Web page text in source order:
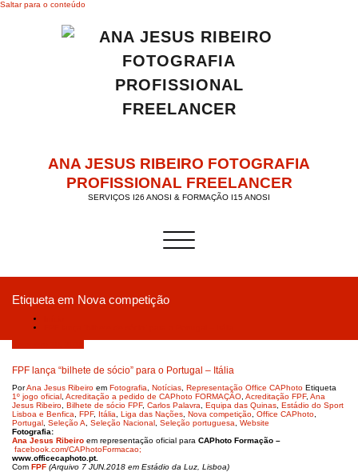
Saltar para o conteúdo
ANA JESUS RIBEIRO FOTOGRAFIA
PROFISSIONAL FREELANCER
SERVIÇOS I26 ANOSI & FORMAÇÃO I15 ANOSI
Alternar a navegação
Etiqueta em Nova competição
FPF lança “bilhete de sócio” para o Portugal – Itália
PorAna Jesus Ribeiro em Fotografia Notícias Representação Office CAPhoto Etiqueta
1º jogo oficial Acreditação a pedido de CAPhoto FORMAÇÃO Acreditação FPF, Ana
Jesus Ribeiro Bilhete de sócio FPF, Carlos Palavra Equipa das Quinas Estádio do Sport
Lisboa e Benfica
FPF, Itália Liga das Nações Nova competição Office CAPhoto
Portugal Seleção A Seleção Nacional Seleção portuguesa
Website
Fotografia:
Ana Jesus Ribeiro em representação oficial para CAPhoto Formação –
facebook.com/CAPhotoFormacao;
www.officecaphoto.pt.
Com FPF (Arquivo 7 JUN.2018 em Estádio da Luz, Lisboa)